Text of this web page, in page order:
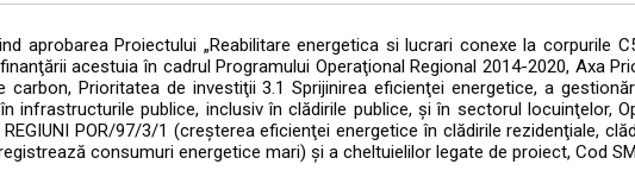
aprobarea Proiectului „Reabilitare energetica si lucrari conexe la corpurile
acestuia în cadrul Programului Operaţional Regional 2014-2020, Axa
Prioritatea de investiţii 3.1 Sprijinirea eficienţei energetice, a
infrastructurile publice, inclusiv în clădirile publice, şi în sectorul locuinţelor,
POR/97/3/1 (creşterea eficienţei energetice în clădirile rezidenţiale,
consumuri energetice mari) şi a cheltuielilor legate de proiect, Cod